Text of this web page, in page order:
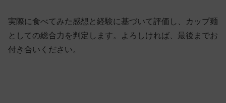
実際に食べてみた感想と経験に基づいて評価し、カップ麺
としての総合力を判定します。よろしければ、最後までお
付き合いください。